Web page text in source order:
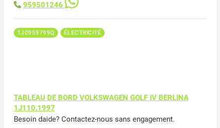
959501246
1J0959799Q ÉLECTRICITÉ
TABLEAU DE BORD VOLKSWAGEN GOLF IV BERLINA
1J110.1997
Besoin daide? Contactez-nous sans engagement.